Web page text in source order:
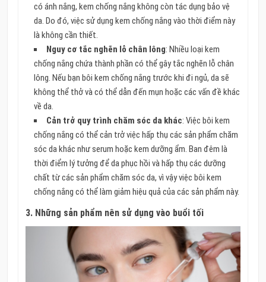
có ánh nắng, kem chống nắng không còn tác dụng bảo vệ
da. Do đó, việc sử dụng kem chống nắng vào thời điểm này
là không cần thiết.
Nguy cơ tắc nghẽn lỗ chân lông: Nhiều loại kem
chống nắng chứa thành phần có thể gây tắc nghẽn lỗ chân
lông. Nếu bạn bôi kem chống nắng trước khi đi ngủ, da sẽ
không thể thở và có thể dẫn đến mụn hoặc các vấn đề khác
về da.
Cản trở quy trình chăm sóc da khác: Việc bôi kem
chống nắng có thể cản trở việc hấp thụ các sản phẩm chăm
sóc da khác như serum hoặc kem dưỡng ẩm. Ban đêm là
thời điểm lý tưởng để da phục hồi và hấp thụ các dưỡng
chất từ các sản phẩm chăm sóc da, vì vậy việc bôi kem
chống nắng có thể làm giảm hiệu quả của các sản phẩm này.
3. Những sản phẩm nên sử dụng vào buổi tối